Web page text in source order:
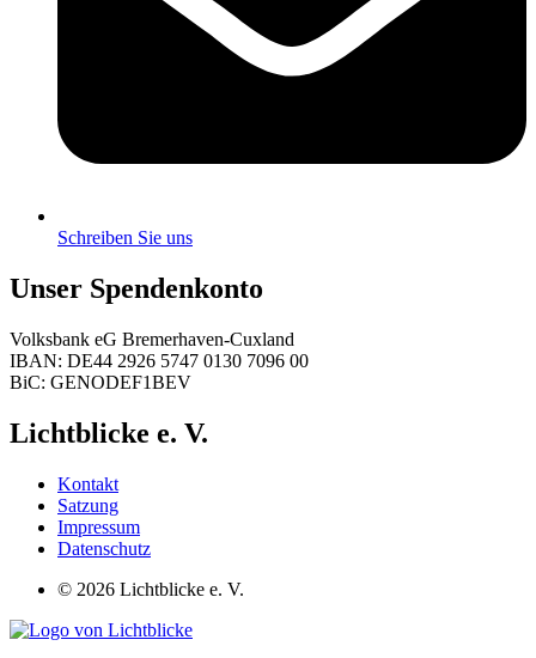
Schreiben Sie uns
Unser Spendenkonto
Volksbank eG Bremerhaven-Cuxland
IBAN: DE44 2926 5747 0130 7096 00
BiC: GENODEF1BEV
Lichtblicke e. V.
Kontakt
Satzung
Impressum
Datenschutz
© 2026 Lichtblicke e. V.